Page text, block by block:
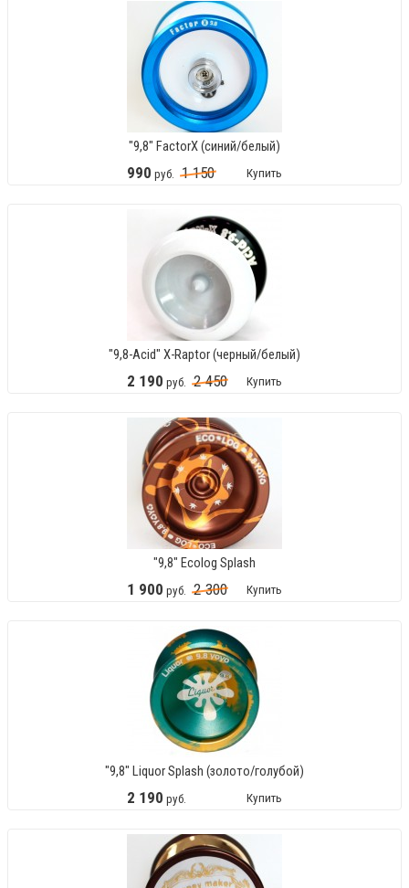
"9,8" FactorX (синий/белый)
990 руб. 1 150 Купить
"9,8-Acid" X-Raptor (черный/белый)
2 190 руб. 2 450 Купить
"9,8" Ecolog Splash
1 900 руб. 2 300 Купить
"9,8" Liquor Splash (золото/голубой)
2 190 руб. Купить